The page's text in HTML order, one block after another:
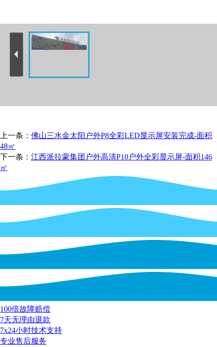
上一条： 佛山三水金太阳户外P8全彩LED显示屏安装完成-面积
48㎡
下一条： 江西派拉蒙集团户外高清P10户外全彩显示屏-面积146
㎡
100倍故障赔偿
7天无理由退款
7x24小时技术支持
专业售后服务